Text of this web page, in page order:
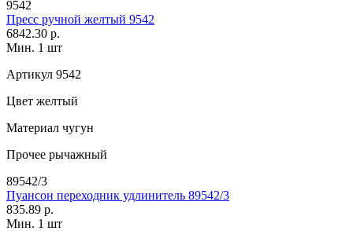
9542
Пресс ручной желтый 9542
6842.30 р.
Мин. 1 шт
Артикул 9542
Цвет желтый
Материал чугун
Прочее рычажный
89542/3
Пуансон переходник удлинитель 89542/3
835.89 р.
Мин. 1 шт